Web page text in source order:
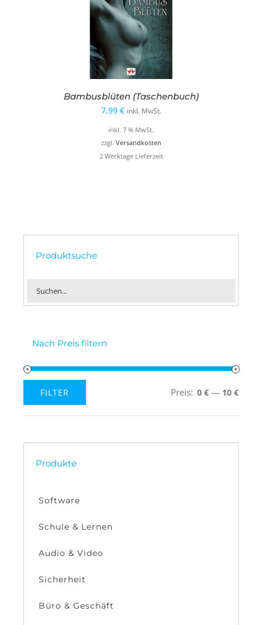
Bambusblüten (Taschenbuch)
7,99 € inkl. MwSt.
inkl. 7 % MwSt.
zzgl. Versandkosten
2 Werktage Lieferzeit
Produktsuche
Nach Preis filtern
Preis
Preis
FILTER Preis: 0 € — 10 €
Produkte
Software
Schule & Lernen
Audio & Video
Sicherheit
Büro & Geschäft